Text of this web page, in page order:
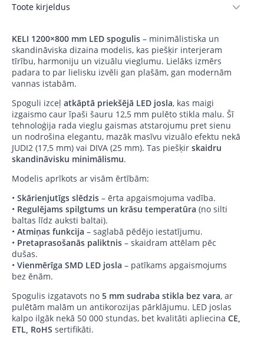
Toote kirjeldus
KELI 1200×800 mm LED spogulis – minimālistiska un
skandināviska dizaina modelis, kas piešķir interjeram
tīrību, harmoniju un vizuālu vieglumu. Lielāks izmērs
padara to par lielisku izvēli gan plašām, gan modernām
vannas istabām.
Spoguli izceļ atkāptā priekšējā LED josla, kas maigi
izgaismo caur īpaši šauru 12,5 mm pulēto stikla malu. Šī
tehnoloģija rada vieglu gaismas atstarojumu pret sienu
un nodrošina elegantu, mazāk masīvu vizuālo efektu nekā
JUDI2 (17,5 mm) vai DIVA (25 mm). Tas piešķir skaidru
skandināvisku minimālismu.
Modelis aprīkots ar visām ērtībām:
• Skārienjutīgs slēdzis – ērta apgaismojuma vadība.
• Regulējams spilgtums un krāsu temperatūra (no silti
baltas līdz auksti baltai).
• Atmiņas funkcija – saglabā pēdējo iestatījumu.
• Pretaprasošanās paliktnis – skaidram attēlam pēc
dušas.
• Vienmērīga SMD LED josla – patīkams apgaismojums
bez ēnām.
Spogulis izgatavots no 5 mm sudraba stikla bez vara, ar
pulētām malām un antikorozijas pārklājumu. LED joslas
kalpo ilgāk nekā 50 000 stundas, bet kvalitāti apliecina CE,
ETL, RoHS sertifikāti.